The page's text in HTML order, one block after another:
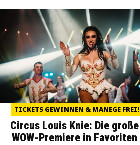
TICKETS GEWINNEN & MANEGE FREI!
Circus Louis Knie: Die große
WOW-Premiere in Favoriten